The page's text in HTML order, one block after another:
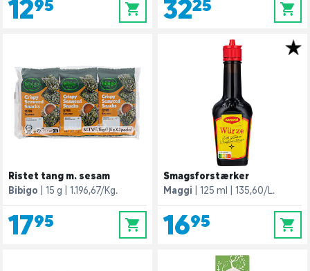
12,95 0 32,25 0
Ristet tang m. sesam
Bibigo
15 g 1.196,67/Kg.
17,95 0
Smagsforstærker
Maggi
125 ml 135,60/L.
16,95 0